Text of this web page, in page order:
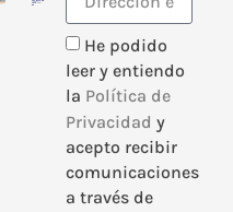
He podido
leer y entiendo
la Política de
Privacidad y
acepto recibir
comunicaciones
a través de